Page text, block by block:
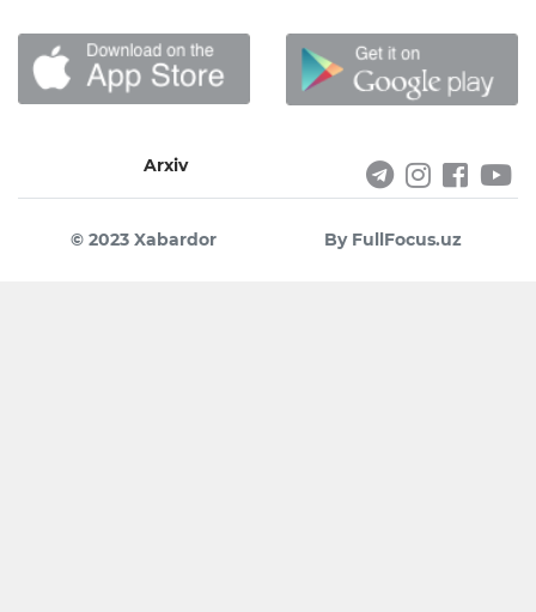
Arxiv
© 2023 Xabardor By FullFocus.uz